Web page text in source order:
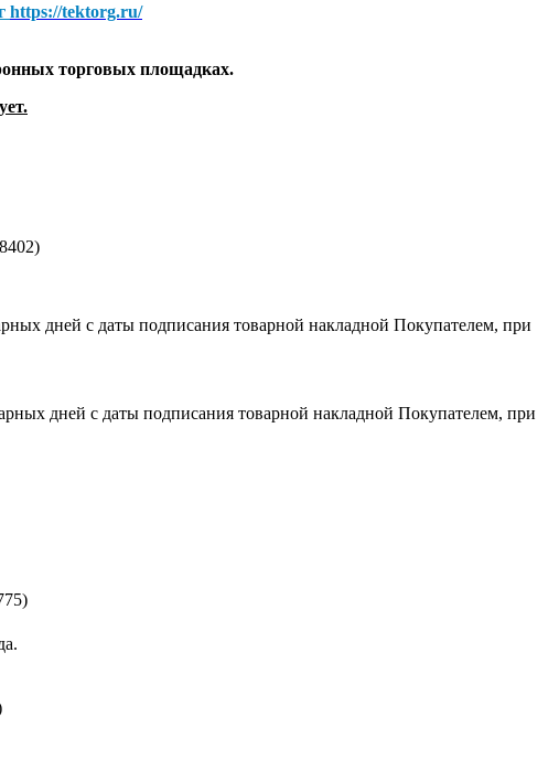
https://tektorg.ru/
торговых площадках.
дней с даты подписания товарной накладной Покупателем, при
дней с даты подписания товарной накладной Покупателем, при